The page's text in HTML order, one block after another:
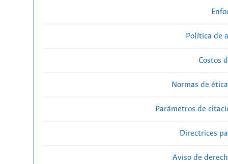
Política de
Costos
Normas de
Parámetros de
Directrices
Aviso de